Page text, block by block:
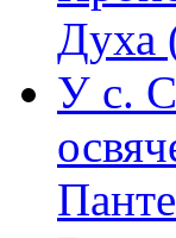
Духа
У с.